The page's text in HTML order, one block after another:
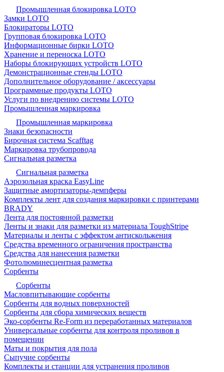
Промышленная блокировка LOTO
Замки LOTO
Блокираторы LOTO
Групповая блокировка LOTO
Информационные бирки LOTO
Хранение и переноска LOTO
Наборы блокирующих устройств LOTO
Демонстрационные стенды LOTO
Дополнительное оборудование / аксессуары
Программные продукты LOTO
Услуги по внедрению системы LOTO
Промышленная маркировка
Промышленная маркировка
Знаки безопасности
Бирочная система Scafftag
Маркировка трубопровода
Сигнальная разметка
Сигнальная разметка
Аэрозольная краска EasyLine
Защитные амортизаторы-демпферы
Комплекты лент для создания маркировки с принтерами
BRADY
Лента для постоянной разметки
Ленты и знаки для разметки из материала ToughStripe
Материалы и ленты с эффектом антискольжения
Средства временного ограничения пространства
Средства для нанесения разметки
Фотолюминесцентная разметка
Сорбенты
Сорбенты
Масловпитывающие сорбенты
Сорбенты для водных поверхностей
Сорбенты для сбора химических веществ
Эко-сорбенты Re-Form из переработанных материалов
Универсальные сорбенты для контроля проливов в
помещении
Маты и покрытия для пола
Сыпучие сорбенты
Комплекты и станции для устранения проливов